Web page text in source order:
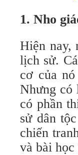
1. Nho
Hiện nay,
lịch sử.
cơ của
Nhưng có
có phần
sử dân
chiến
và bài